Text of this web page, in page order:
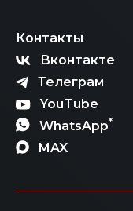
Контакты
Вконтакте
Телеграм
YouTube
WhatsApp*
MAX